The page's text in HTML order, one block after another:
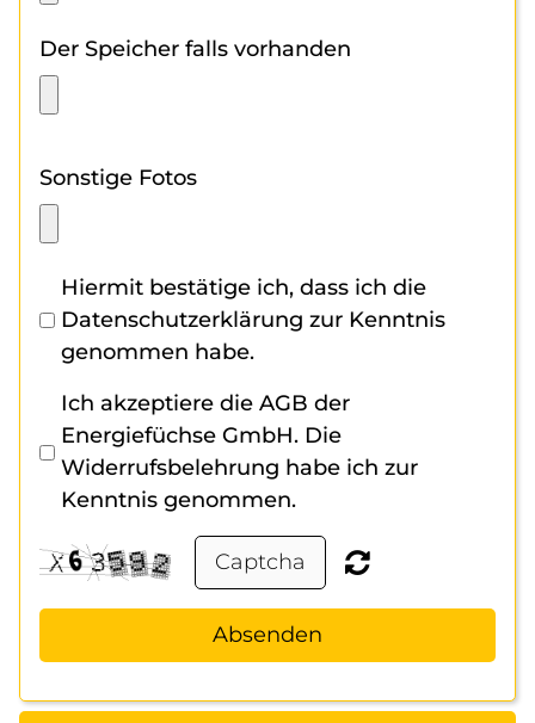
Der Speicher falls vorhanden
Sonstige Fotos
Hiermit bestätige ich, dass ich die
Datenschutzerklärung zur Kenntnis
genommen habe.
Ich akzeptiere die AGB der
Energiefüchse GmbH. Die
Widerrufsbelehrung habe ich zur
Kenntnis genommen.
Absenden